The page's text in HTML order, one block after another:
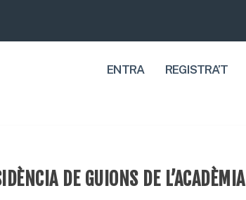
ENTRA REGISTRA’T
DE GUIONS DE L’ACADÈMIA